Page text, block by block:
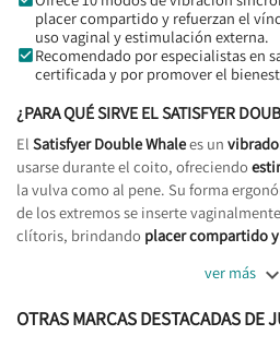
placer compartido y refuerzan el
uso vaginal y estimulación externa.
Recomendado por especialistas en
certificada y por promover el
¿PARA QUÉ SIRVE EL SATISFYER
El Satisfyer Double Whalees un
usarse durante el coito, ofreciendo
la vulva como al pene. Su forma
de los extremos se inserte
clítoris, brindando placer compartido
ver más 
OTRAS MARCAS DESTACADAS DE